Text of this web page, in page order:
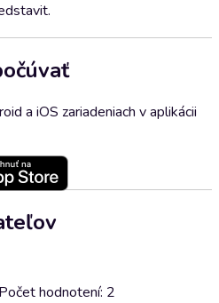
a iOS zariadeniach v aplikácii
Počet hodnotení: 2